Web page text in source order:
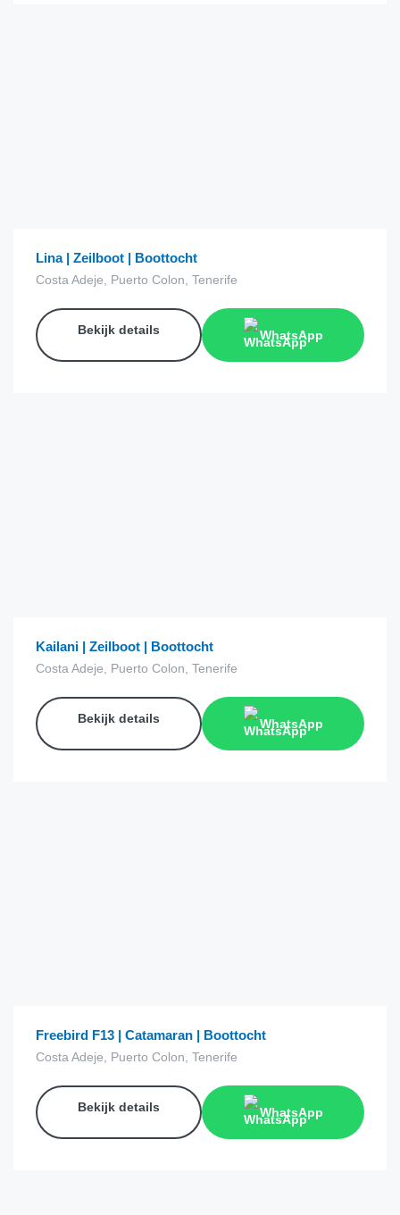
Lina | Zeilboot | Boottocht
Costa Adeje, Puerto Colon, Tenerife
Bekijk details WhatsApp
Kailani | Zeilboot | Boottocht
Costa Adeje, Puerto Colon, Tenerife
Bekijk details WhatsApp
Freebird F13 | Catamaran | Boottocht
Costa Adeje, Puerto Colon, Tenerife
Bekijk details WhatsApp